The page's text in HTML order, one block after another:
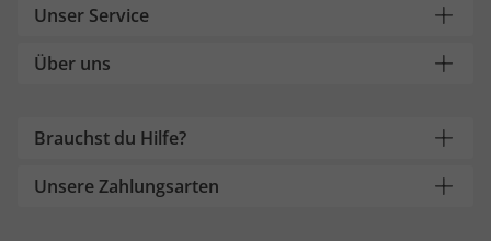
Unser Service
Über uns
Brauchst du Hilfe?
Unsere Zahlungsarten